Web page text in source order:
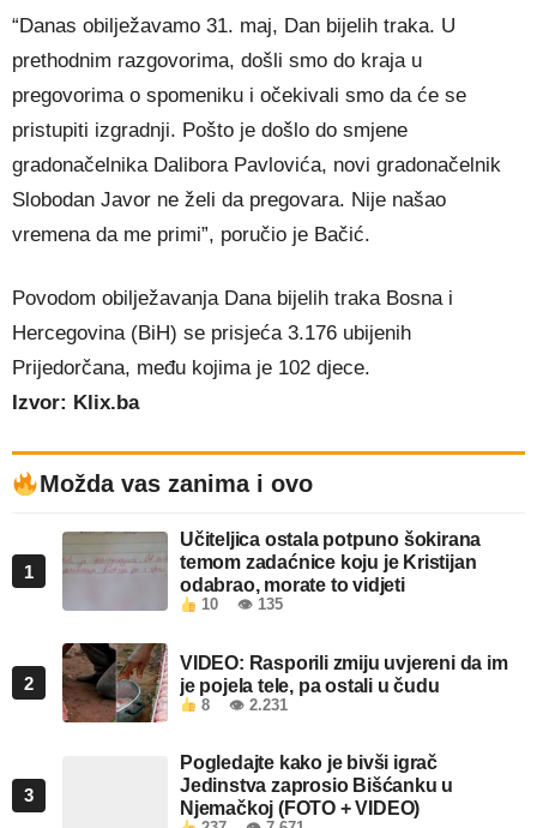
“Danas obilježavamo 31. maj, Dan bijelih traka. U
prethodnim razgovorima, došli smo do kraja u
pregovorima o spomeniku i očekivali smo da će se
pristupiti izgradnji. Pošto je došlo do smjene
gradonačelnika Dalibora Pavlovića, novi gradonačelnik
Slobodan Javor ne želi da pregovara. Nije našao
vremena da me primi”, poručio je Bačić.
Povodom obilježavanja Dana bijelih traka Bosna i
Hercegovina (BiH) se prisjeća 3.176 ubijenih
Prijedorčana, među kojima je 102 djece.
Izvor: Klix.ba
Možda vas zanima i ovo
1
Učiteljica ostala potpuno šokirana
temom zadaćnice koju je Kristijan
odabrao, morate to vidjeti
10 👁 135
2
VIDEO: Rasporili zmiju uvjereni da im
je pojela tele, pa ostali u čudu
8 👁 2.231
3
Pogledajte kako je bivši igrač
Jedinstva zaprosio Bišćanku u
Njemačkoj (FOTO + VIDEO)